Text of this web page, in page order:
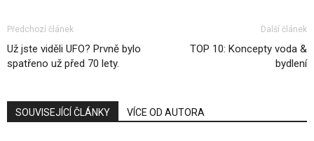
Předchozí článek
Už jste viděli UFO? Prvně bylo
spatřeno už před 70 lety.
Další článek
TOP 10: Koncepty voda &
bydlení
SOUVISEJÍCÍ ČLÁNKY VÍCE OD AUTORA